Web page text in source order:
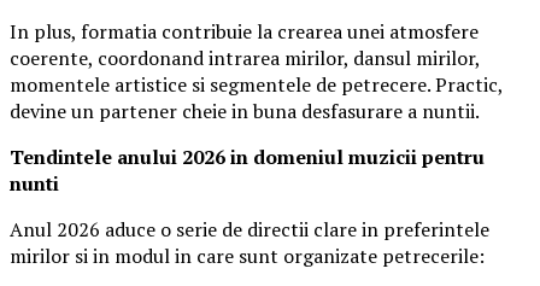
In plus, formatia contribuie la crearea unei atmosfere
coerente, coordonand intrarea mirilor, dansul mirilor,
momentele artistice si segmentele de petrecere. Practic,
devine un partener cheie in buna desfasurare a nuntii.
Tendintele anului 2026 in domeniul muzicii pentru
nunti
Anul 2026 aduce o serie de directii clare in preferintele
mirilor si in modul in care sunt organizate petrecerile: